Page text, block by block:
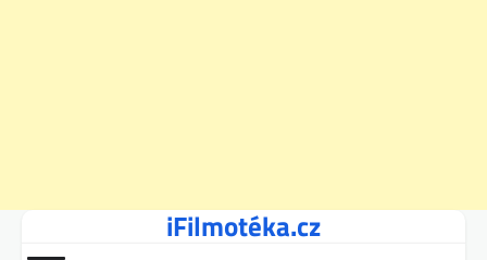
iFilmotéka.cz